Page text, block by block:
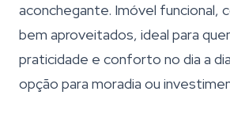
aconchegante. Imóvel funcional,
bem aproveitados, ideal para
praticidade e conforto no dia a
opção para moradia ou